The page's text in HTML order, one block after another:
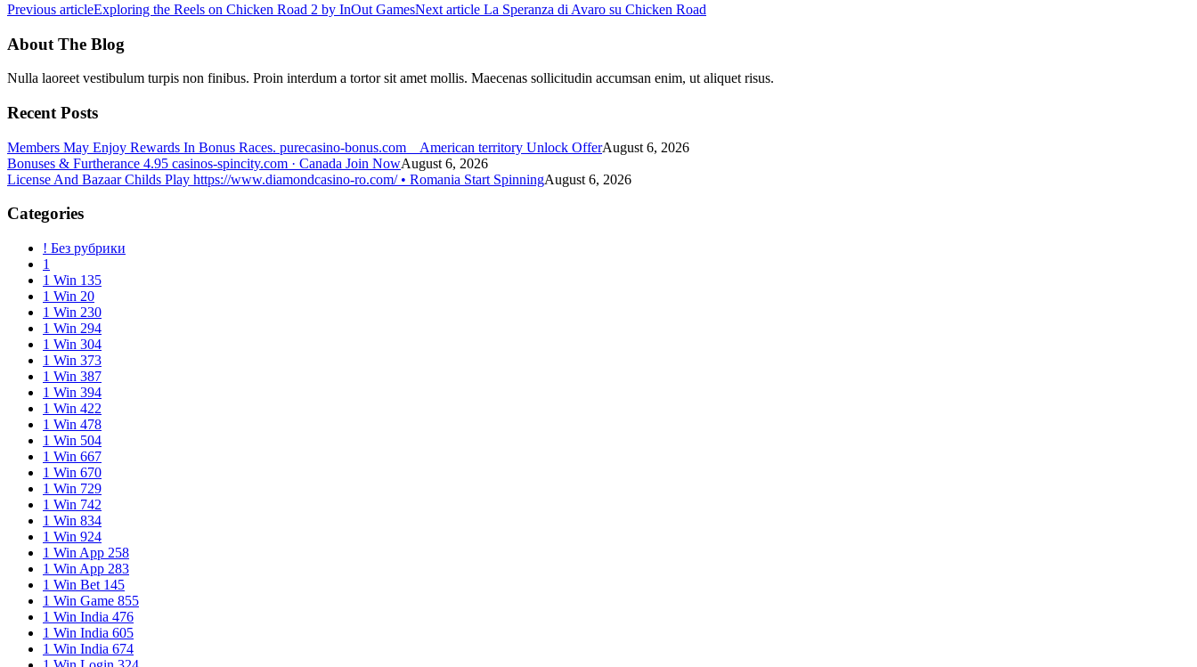
Previous articleExploring the Reels on Chicken Road 2 by InOut GamesNext article La Speranza di Avaro su Chicken Road
About The Blog
Nulla laoreet vestibulum turpis non finibus. Proin interdum a tortor sit amet mollis. Maecenas sollicitudin accumsan enim, ut aliquet risus.
Recent Posts
Members May Enjoy Rewards In Bonus Races. purecasino-bonus.com _ American territory Unlock OfferAugust 6, 2026
Bonuses & Furtherance 4.95 casinos-spincity.com · Canada Join NowAugust 6, 2026
License And Bazaar Childs Play https://www.diamondcasino-ro.com/ • Romania Start SpinningAugust 6, 2026
Categories
! Без рубрики
1
1 Win 135
1 Win 20
1 Win 230
1 Win 294
1 Win 304
1 Win 373
1 Win 387
1 Win 394
1 Win 422
1 Win 478
1 Win 504
1 Win 667
1 Win 670
1 Win 729
1 Win 742
1 Win 834
1 Win 924
1 Win App 258
1 Win App 283
1 Win Bet 145
1 Win Game 855
1 Win India 476
1 Win India 605
1 Win India 674